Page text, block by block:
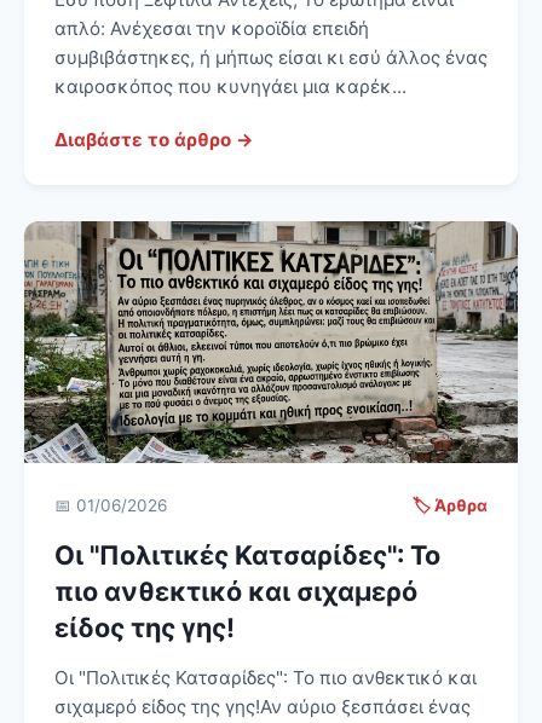
απλό: Ανέχεσαι την κοροϊδία επειδή
συμβιβάστηκες, ή μήπως είσαι κι εσύ άλλος ένας
καιροσκόπος που κυνηγάει μια καρέκ...
Διαβάστε το άρθρο →
📅 01/06/2026 🏷️ Άρθρα
Οι "Πολιτικές Κατσαρίδες": Το
πιο ανθεκτικό και σιχαμερό
είδος της γης!
Οι "Πολιτικές Κατσαρίδες": Το πιο ανθεκτικό και
σιχαμερό είδος της γης! Αν αύριο ξεσπάσει ένας